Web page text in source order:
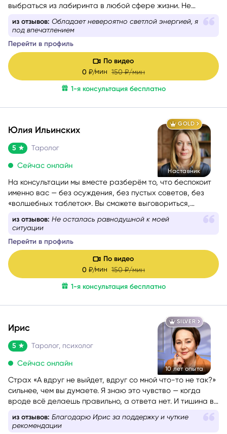
выбраться из лабиринта в любой сфере жизни. Не
формулировкой. На консультации со мной вы найдёте
из отзывов: Обладает невероятно светлой энергией, я
под впечатлением
Перейти в профиль
По видео
0 ₽/мин150 ₽/мин
1-я консультация бесплатно
GOLD
Наставник
Юлия Ильинских
5 Таролог
Сейчас онлайн
На консультации мы вместе разберём то, что беспокоит
именно вас — без осуждения, без пустых советов, без
«волшебных таблеток». Вы сможете выговориться,
услышать себя и понять, куда двигаться дальше. Если вам
сейчас тяжело, тревожно или вы просто запутались — я
вперёд.
Моя задача — мягко и бережно провести вас сквозь
сомнения, страхи и переживания, чтобы вы снова
почувствовали уверенность, спокойствие и любовь к
из отзывов: Помогла разобрать как действовать в
опрделенных ситуациях
Перейти в профиль
По видео
0 ₽/мин150 ₽/мин
1-я консультация бесплатно
SILVER
10 лет опыта
Ирис
5 Таролог, психолог
Сейчас онлайн
Страх «А вдруг не выйдет, вдруг со мной что-то не так?»
сильнее, чем вы думаете. Я знаю это чувство — когда
вроде всё делаешь правильно, а ответа нет. И тишина в
из отзывов: Благодарю Ирис за поддержку и чуткие
рекомендации